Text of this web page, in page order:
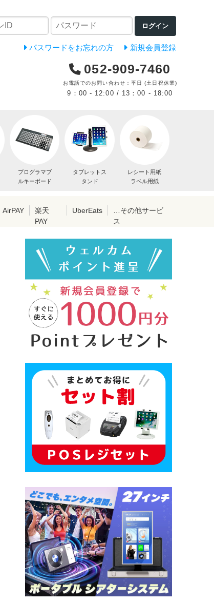
ログイン
パスワードをお忘れの方 新規会員登録
052-909-7460
お電話でのお問い合わせ：平日 (土日祝休業)
9：00 - 12:00 / 13：00 - 18:00
プログラマブ
ルキーボード
タブレットス
タンド
レシート用紙
ラベル用紙
AirPAY
楽天
PAY
UberEats
…その他サービ
ス